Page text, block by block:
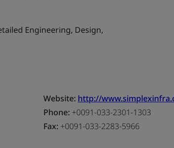
Engineering, Design,
Website: http://
Phone: +0091-033-2301-1303
Fax: +0091-033-2283-5966